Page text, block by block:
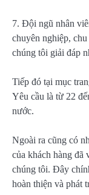
7. Đội ngũ nhân
chuyên nghiệp,
chúng tôi giải đáp
Tiếp đó tại mục
Yêu cầu là từ 22
nước.
Ngoài ra cũng có
của khách hàng đã
chúng tôi. Đây
hoàn thiện và phát